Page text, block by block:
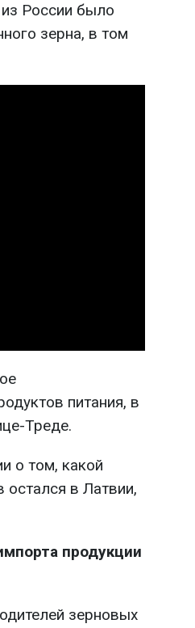
России было
зерна, в том
питания, в
Треде.
о том, какой
в Латвии,
продукции
зерновых